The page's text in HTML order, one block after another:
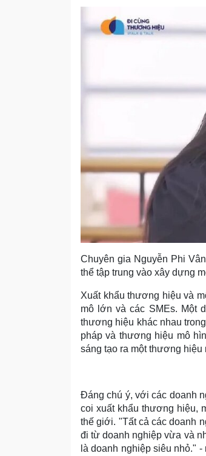
Chuyên gia Nguyễn Phi
thể tập trung vào xây dựng
Xuất khẩu thương hiệu và
mô lớn và các SMEs. Một
thương hiệu khác nhau
pháp và thương hiệu mô
sáng tạo ra một thương
Đáng chú ý, với các doanh
coi xuất khẩu thương hiệu,
thế giới. "Tất cả các doanh
đi từ doanh nghiệp vừa và
là doanh nghiệp siêu nhỏ."